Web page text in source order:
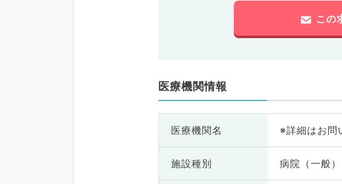
この
医療機関情報
医療機関名 ※詳細はお問
施設種別 病院（一般）